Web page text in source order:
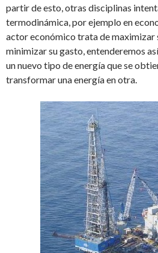
partir de esto, otras disciplinas
termodinámica, por ejemplo en
actor económico trata de maximizar
minimizar su gasto, entenderemos
un nuevo tipo de energía que se
transformar una energía en otra.